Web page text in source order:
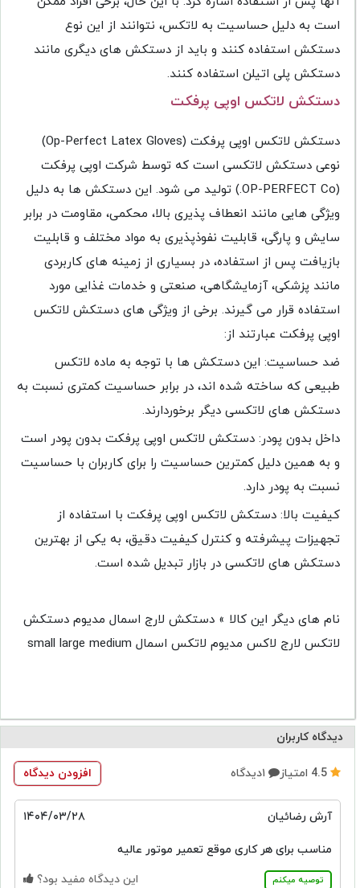
است به دلیل حساسیت به لاتکس، نتوانند از این نوع
دستکش استفاده کنند و باید از دستکش های دیگری مانند
دستکش پلی اتیلن استفاده کنند.
دستکش لاتکس اوپی پرفکت
دستکش لاتکس اوپی پرفکت (Op-Perfect Latex Gloves)
نوعی دستکش لاتکسی است که توسط شرکت اوپی پرفکت
(OP-PERFECT Co.) تولید می شود. این دستکش ها به دلیل
ویژگی هایی مانند انعطاف پذیری بالا، محکمی، مقاومت در برابر
سایش و پارگی، قابلیت نفوذپذیری به مواد مختلف و قابلیت
بازیافت پس از استفاده، در بسیاری از زمینه های کاربردی
مانند پزشکی، آزمایشگاهی، صنعتی و خدمات غذایی مورد
استفاده قرار می گیرند. برخی از ویژگی های دستکش لاتکس
اوپی پرفکت عبارتند از:
ضد حساسیت: این دستکش ها با توجه به ماده لاتکس
طبیعی که ساخته شده اند، در برابر حساسیت کمتری نسبت به
دستکش های لاتکسی دیگر برخوردارند.
داخل بدون پودر: دستکش لاتکس اوپی پرفکت بدون پودر است
و به همین دلیل کمترین حساسیت را برای کاربران با حساسیت
نسبت به پودر دارد.
کیفیت بالا: دستکش لاتکس اوپی پرفکت با استفاده از
تجهیزات پیشرفته و کنترل کیفیت دقیق، به یکی از بهترین
دستکش های لاتکسی در بازار تبدیل شده است.
نام های دیگر این کالا » دستکش لارج اسمال مدیوم دستکش
لاتکس لارج لاکس مدیوم لاتکس اسمال small large medium
دیدگاه کاربران
4.5 امتیاز ۱دیدگاه افزودن دیدگاه
آرش رضائیان ۱۴۰۴/۰۳/۲۸
مناسب برای هر کاری موقع تعمیر موتور عالیه
توصیه میکنم این دیدگاه مفید بود؟